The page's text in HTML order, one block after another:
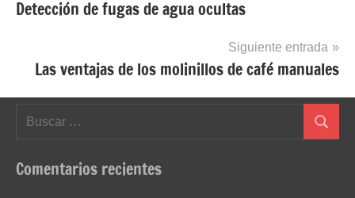
de
Detección de fugas de agua ocultas
Siguiente entrada
Las ventajas de los molinillos de café manuales
Buscar
Comentarios recientes